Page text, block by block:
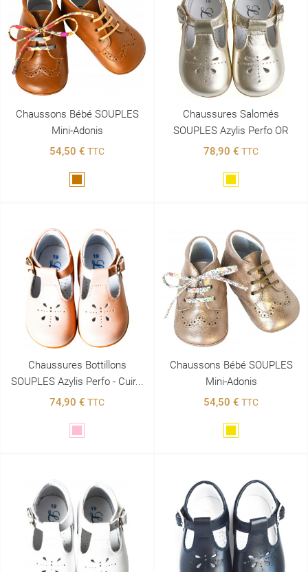
Chaussons Bébé SOUPLES
Mini-Adonis
54,50 € TTC
Chaussures Salomés
SOUPLES Azylis Perfo OR
78,90 € TTC
Chaussures Bottillons
SOUPLES Azylis Perfo - Cuir...
74,90 € TTC
Chaussons Bébé SOUPLES
Mini-Adonis
54,50 € TTC